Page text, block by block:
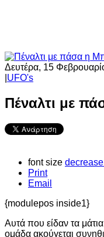
Δευτέρα, 15
UFO's
Πέναλτι με
font size
Print
Email
{modulepos inside1}
Αυτά που είδαν τα
ομάδα ακούγεται